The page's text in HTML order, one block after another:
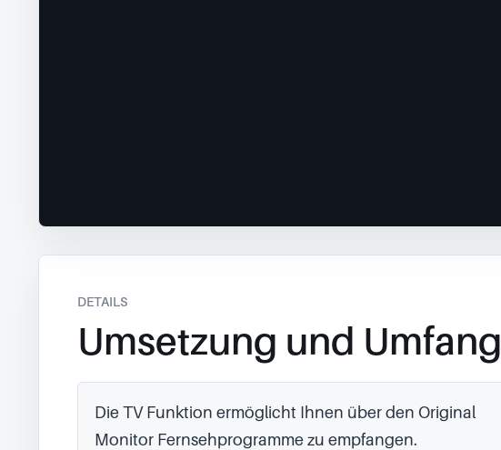
DETAILS
Umsetzung und Umfang
Die TV Funktion ermöglicht Ihnen über den Original
Monitor Fernsehprogramme zu empfangen.